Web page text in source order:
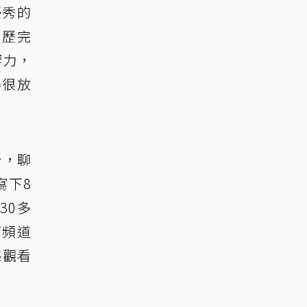
的
完
，
放
聊
下8
多
道
看